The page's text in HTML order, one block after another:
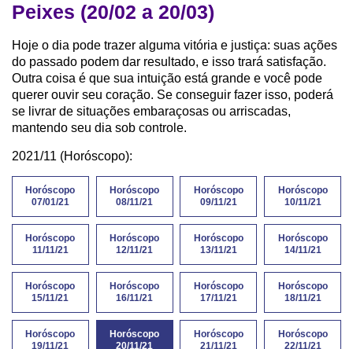
Peixes (20/02 a 20/03)
Hoje o dia pode trazer alguma vitória e justiça: suas ações
do passado podem dar resultado, e isso trará satisfação.
Outra coisa é que sua intuição está grande e você pode
querer ouvir seu coração. Se conseguir fazer isso, poderá
se livrar de situações embaraçosas ou arriscadas,
mantendo seu dia sob controle.
2021/11 (Horóscopo):
Horóscopo
07/01/21
Horóscopo
08/11/21
Horóscopo
09/11/21
Horóscopo
10/11/21
Horóscopo
11/11/21
Horóscopo
12/11/21
Horóscopo
13/11/21
Horóscopo
14/11/21
Horóscopo
15/11/21
Horóscopo
16/11/21
Horóscopo
17/11/21
Horóscopo
18/11/21
Horóscopo
19/11/21
Horóscopo
20/11/21
Horóscopo
21/11/21
Horóscopo
22/11/21